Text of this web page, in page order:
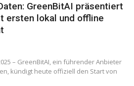
GreenBitAI präsentiert
ersten lokal und offline
– GreenBitAI, ein führender Anbieter
kündigt heute offiziell den Start von